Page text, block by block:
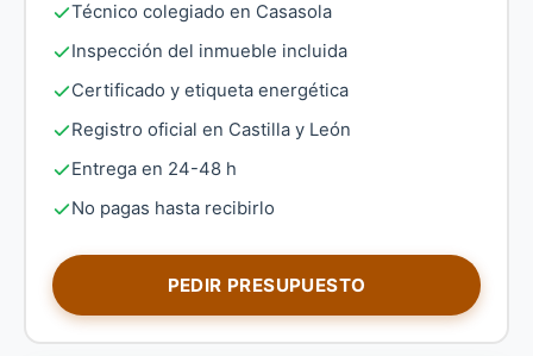
Técnico colegiado en Casasola
Inspección del inmueble incluida
Certificado y etiqueta energética
Registro oficial en Castilla y León
Entrega en 24-48 h
No pagas hasta recibirlo
PEDIR PRESUPUESTO